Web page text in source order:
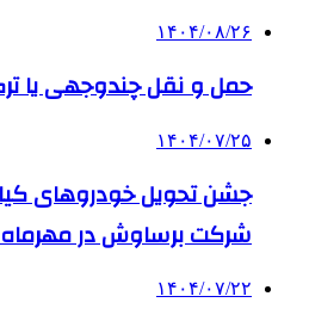
۱۴۰۴/۰۸/۲۶
حمل و نقل چندوجهی یا
۱۴۰۴/۰۷/۲۵
جشن تحویل خودروهای
شرکت برساوش در مهرماه
۱۴۰۴/۰۷/۲۲